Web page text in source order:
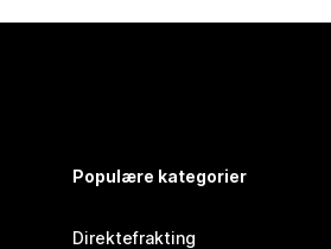
Populære kategorier
Direktefrakting